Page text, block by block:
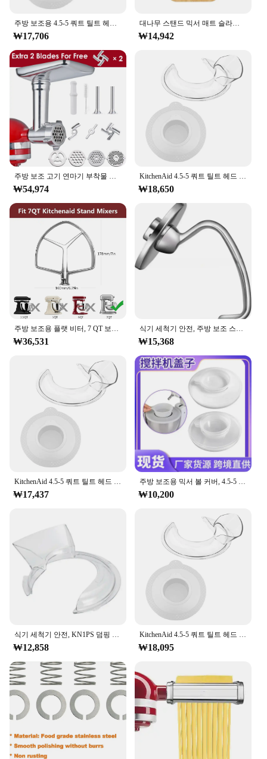
₩17,706
대나무 스탠드 믹서 매트 슬라이더, 주방 보조 4.5-5 Qt 5K45SS 보관 무버 트레이
₩14,942
₩54,974 ₩18,650
주방 보조용 플랫 비터, 7 QT 보울 리프트 스탠드 믹서, 주방 보조 믹서용 스테인레스 스틸 패들 액세서리, 식기 세척기 안전
₩36,531
식기 세척기 안전, 주방 보조 스탠드 믹서용 나선형 반죽 후크, 4.5 Qt - 5 틸트 헤드 부착물, 주방 가제트 세트
₩15,368
KitchenAid 4.5-5 쿼트 틸트 헤드 스탠드 믹서, 안전한 푸어링 쉴드 및 믹서 볼 커버, 믹서 스플래터 가드 뚜껑
₩17,437
주방 보조용 믹서 볼 커버, 4.5-5 쿼트 틸트 헤드 스탠드 믹서, 스플래터 가드 뚜껑, 재료 유출 방지
₩10,200
식기 세척기 안전, KN1PS 덤핑 커버, 4.5-5 쿼트, KN1PS 덤핑 쉴드 브래킷 믹서 호환, 주방 보조용 푸어링 쉴드
₩12,858
KitchenAid 4.5-5 쿼트 틸트 헤드 스탠드 믹서, 안전한 푸어링 쉴드 및 믹서 볼 커버, 믹서 스플래터 가드 뚜껑
₩18,095